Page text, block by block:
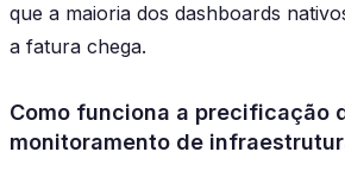
que a maioria dos dashboards
a fatura chega.
Como funciona a precificação
monitoramento de